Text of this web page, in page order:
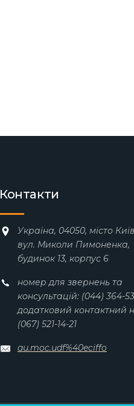
Контакти
Україна, 04050, місто
вул. Миколи Пимоненка,
будинок 13, корпус 6
номер для звернень та
консультацій: (044) 364-
додатковий контактний
(067) 521-14-21
au.moc.udf%40eciffo